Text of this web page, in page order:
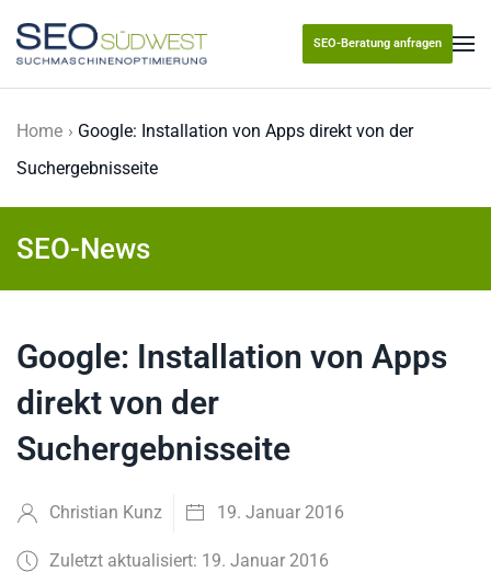
Skip to main content
SEO-Beratung anfragen
Home
Google: Installation von Apps direkt von der
Suchergebnisseite
SEO-News
Google: Installation von Apps
direkt von der
Suchergebnisseite
Christian Kunz 19. Januar 2016
Zuletzt aktualisiert: 19. Januar 2016